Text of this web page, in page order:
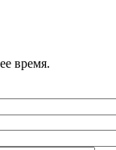
время.